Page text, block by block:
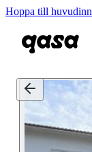
Hoppa till